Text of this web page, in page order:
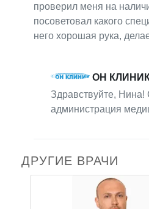
проверил меня на
посоветовал какого
него хорошая рука,
ОН КЛИНИК
Здравствуйте,
администрация
ДРУГИЕ ВРАЧИ